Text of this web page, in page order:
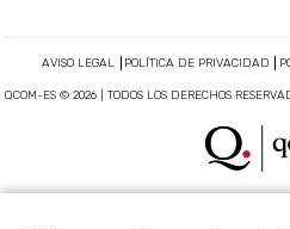
AVISO LEGAL POLÍTICA DE PRIVACIDAD
QCOM-ES © 2026 | TODOS LOS DERECHOS